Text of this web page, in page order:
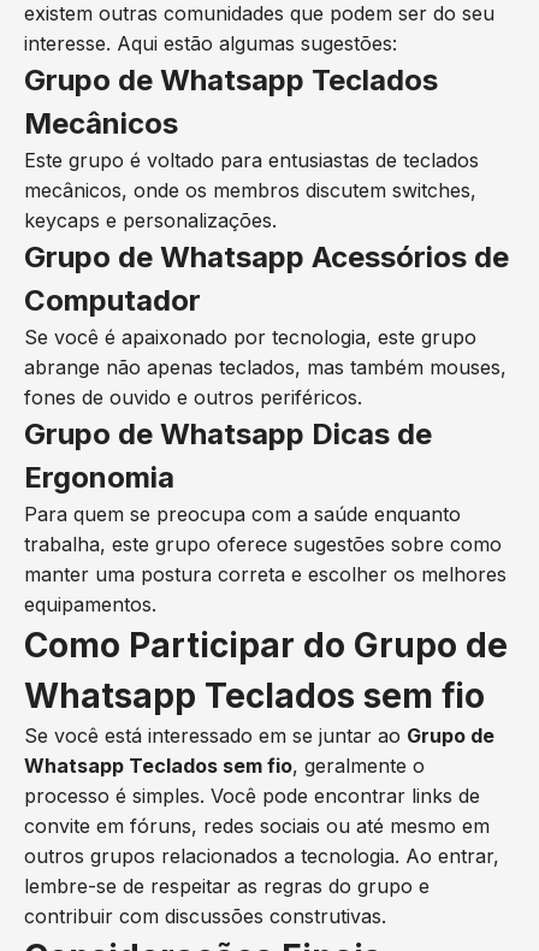
existem outras comunidades que podem ser do seu
interesse. Aqui estão algumas sugestões:
Grupo de Whatsapp Teclados
Mecânicos
Este grupo é voltado para entusiastas de teclados
mecânicos, onde os membros discutem switches,
keycaps e personalizações.
Grupo de Whatsapp Acessórios de
Computador
Se você é apaixonado por tecnologia, este grupo
abrange não apenas teclados, mas também mouses,
fones de ouvido e outros periféricos.
Grupo de Whatsapp Dicas de
Ergonomia
Para quem se preocupa com a saúde enquanto
trabalha, este grupo oferece sugestões sobre como
manter uma postura correta e escolher os melhores
equipamentos.
Como Participar do Grupo de
Whatsapp Teclados sem fio
Se você está interessado em se juntar ao Grupo de
Whatsapp Teclados sem fio, geralmente o
processo é simples. Você pode encontrar links de
convite em fóruns, redes sociais ou até mesmo em
outros grupos relacionados a tecnologia. Ao entrar,
lembre-se de respeitar as regras do grupo e
contribuir com discussões construtivas.